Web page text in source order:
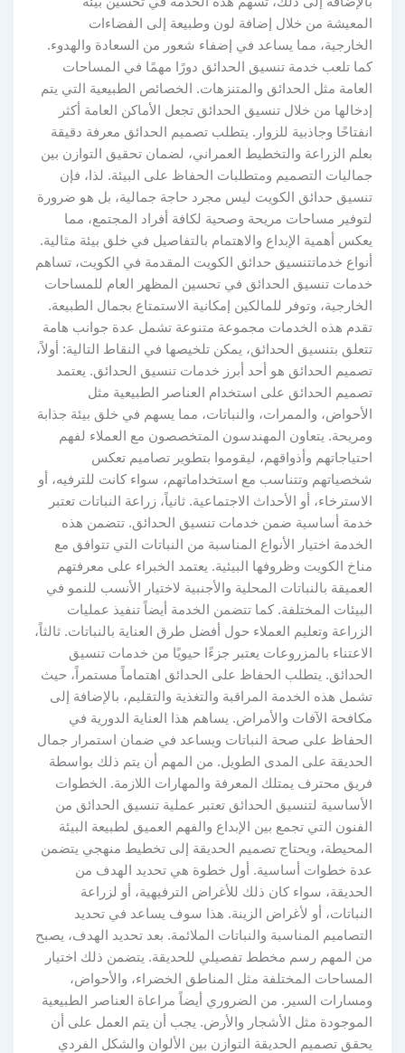
المعيشة من خلال إضافة لون وطبيعة إلى الفضاءات
الخارجية، مما يساعد في إضفاء شعور من السعادة والهدوء.
كما تلعب خدمة تنسيق الحدائق دورًا مهمًا في المساحات
العامة مثل الحدائق والمتنزهات. الخصائص الطبيعية التي يتم
إدخالها من خلال تنسيق الحدائق تجعل الأماكن العامة أكثر
انفتاحًا وجاذبية للزوار. يتطلب تصميم الحدائق معرفة دقيقة
بعلم الزراعة والتخطيط العمراني، لضمان تحقيق التوازن بين
جماليات التصميم ومتطلبات الحفاظ على البيئة. لذا، فإن
تنسيق حدائق الكويت ليس مجرد حاجة جمالية، بل هو ضرورة
لتوفير مساحات مريحة وصحية لكافة أفراد المجتمع، مما
يعكس أهمية الإبداع والاهتمام بالتفاصيل في خلق بيئة مثالية.
أنواع خدماتتنسيق حدائق الكويت المقدمة في الكويت، تساهم
خدمات تنسيق الحدائق في تحسين المظهر العام للمساحات
الخارجية، وتوفر للمالكين إمكانية الاستمتاع بجمال الطبيعة.
تقدم هذه الخدمات مجموعة متنوعة تشمل عدة جوانب هامة
تتعلق بتنسيق الحدائق، يمكن تلخيصها في النقاط التالية: أولاً،
تصميم الحدائق هو أحد أبرز خدمات تنسيق الحدائق. يعتمد
تصميم الحدائق على استخدام العناصر الطبيعية مثل
الأحواض، والممرات، والنباتات، مما يسهم في خلق بيئة جذابة
ومريحة. يتعاون المهندسون المتخصصون مع العملاء لفهم
احتياجاتهم وأذواقهم، ليقوموا بتطوير تصاميم تعكس
شخصياتهم وتتناسب مع استخداماتهم، سواء كانت للترفيه، أو
الاسترخاء، أو الأحداث الاجتماعية. ثانياً، زراعة النباتات تعتبر
خدمة أساسية ضمن خدمات تنسيق الحدائق. تتضمن هذه
الخدمة اختيار الأنواع المناسبة من النباتات التي تتوافق مع
مناخ الكويت وظروفها البيئية. يعتمد الخبراء على معرفتهم
العميقة بالنباتات المحلية والأجنبية لاختيار الأنسب للنمو في
البيئات المختلفة. كما تتضمن الخدمة أيضاً تنفيذ عمليات
الزراعة وتعليم العملاء حول أفضل طرق العناية بالنباتات. ثالثاً،
الاعتناء بالمزروعات يعتبر جزءًا حيويًا من خدمات تنسيق
الحدائق. يتطلب الحفاظ على الحدائق اهتماماً مستمراً، حيث
تشمل هذه الخدمة المراقبة والتغذية والتقليم، بالإضافة إلى
مكافحة الآفات والأمراض. يساهم هذا العناية الدورية في
الحفاظ على صحة النباتات ويساعد في ضمان استمرار جمال
الحديقة على المدى الطويل. من المهم أن يتم ذلك بواسطة
فريق محترف يمتلك المعرفة والمهارات اللازمة. الخطوات
الأساسية لتنسيق الحدائق تعتبر عملية تنسيق الحدائق من
الفنون التي تجمع بين الإبداع والفهم العميق لطبيعة البيئة
المحيطة، ويحتاج تصميم الحديقة إلى تخطيط منهجي يتضمن
عدة خطوات أساسية. أول خطوة هي تحديد الهدف من
الحديقة، سواء كان ذلك للأغراض الترفيهية، أو لزراعة
النباتات، أو لأغراض الزينة. هذا سوف يساعد في تحديد
التصاميم المناسبة والنباتات الملائمة. بعد تحديد الهدف، يصبح
من المهم رسم مخطط تفصيلي للحديقة. يتضمن ذلك اختيار
المساحات المختلفة مثل المناطق الخضراء، والأحواض،
ومسارات السير. من الضروري أيضاً مراعاة العناصر الطبيعية
الموجودة مثل الأشجار والأرض. يجب أن يتم العمل على أن
يحقق تصميم الحديقة التوازن بين الألوان والشكل الفردي